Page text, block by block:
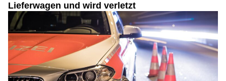
Lieferwagen und wird verletzt